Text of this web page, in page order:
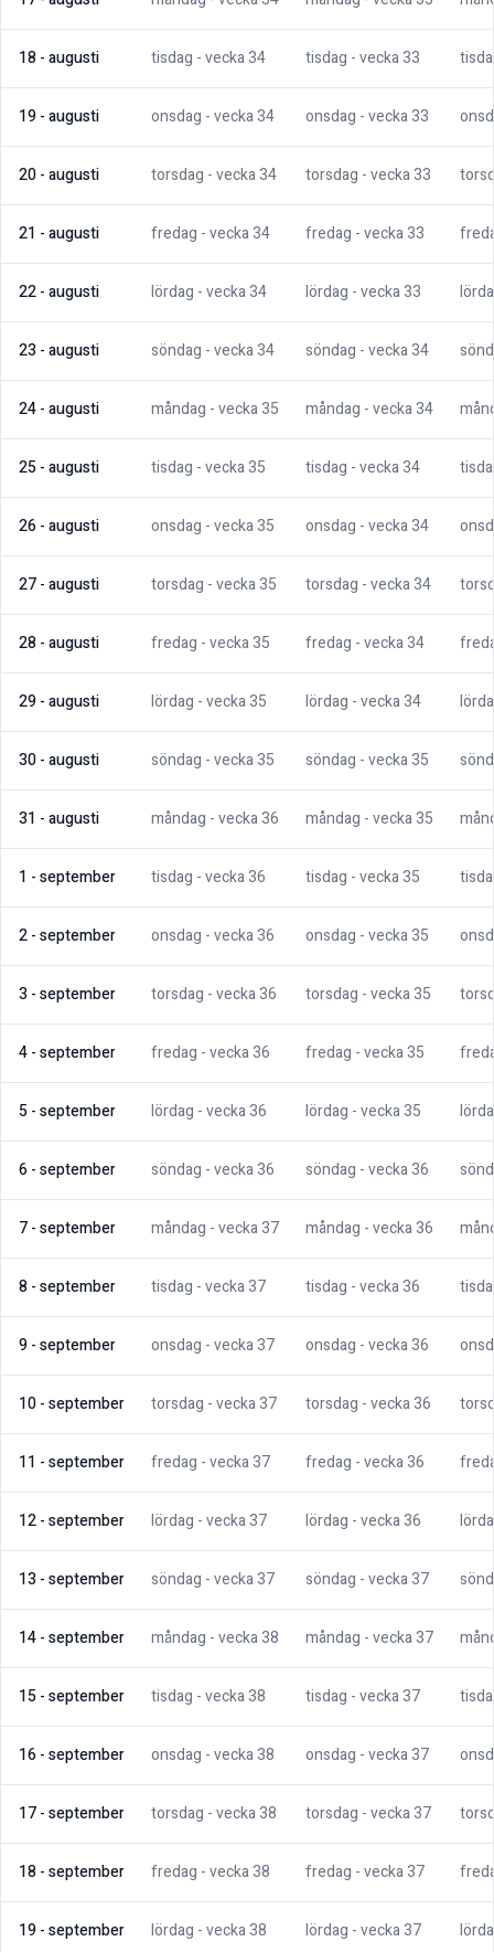
18-augusti tisdag - vecka34 tisdag - vecka33
19-augusti onsdag - vecka34 onsdag - vecka33
20-augusti torsdag - vecka34 torsdag - vecka33
21 -augusti fredag - vecka34 fredag - vecka33
22-augusti lördag - vecka34 lördag - vecka33
23 -augusti söndag - vecka34 söndag - vecka34
24-augusti måndag - vecka35 måndag - vecka34
25-augusti tisdag - vecka35 tisdag - vecka34
26-augusti onsdag - vecka35 onsdag - vecka34
27-augusti torsdag - vecka35 torsdag - vecka34
28-augusti fredag - vecka35 fredag - vecka34
29-augusti lördag - vecka35 lördag - vecka34
30-augusti söndag - vecka35 söndag - vecka35
31 -augusti måndag - vecka36 måndag - vecka35
1 -september tisdag - vecka36 tisdag - vecka35
2-september onsdag - vecka36 onsdag - vecka35
3 -september torsdag - vecka36 torsdag - vecka35
4-september fredag - vecka36 fredag - vecka35
5-september lördag - vecka36 lördag - vecka35
6-september söndag - vecka36 söndag - vecka36
7-september måndag - vecka37 måndag - vecka36
8-september tisdag - vecka37 tisdag - vecka36
9-september onsdag - vecka37 onsdag - vecka36
10-september torsdag - vecka37 torsdag - vecka36
11 -september fredag - vecka37 fredag - vecka36
12-september lördag - vecka37 lördag - vecka36
13 -september söndag - vecka37 söndag - vecka37
14-september måndag - vecka38 måndag - vecka37
15-september tisdag - vecka38 tisdag - vecka37
16-september onsdag - vecka38 onsdag - vecka37
17-september torsdag - vecka38 torsdag - vecka37
18-september fredag - vecka38 fredag - vecka37
19-september lördag - vecka38 lördag - vecka37